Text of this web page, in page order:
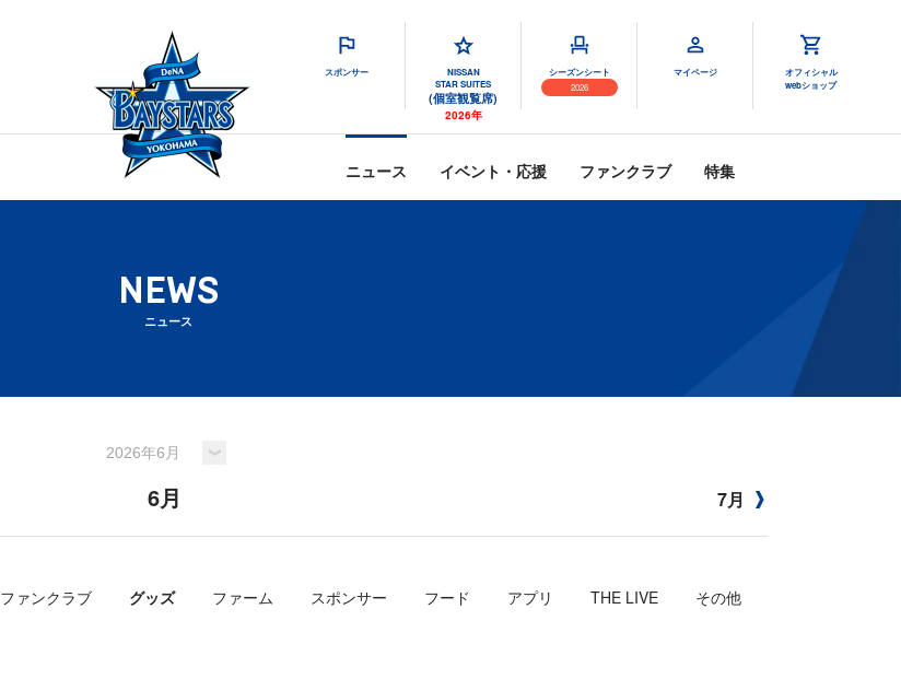
スポンサー
NISSAN
STAR SUITES
(個室観覧席)
2026年
シーズンシート
2026
マイページ
オフィシャル
webショップ
ニュース イベント・応援 ファンクラブ 特集
NEWS
ニュース
6月 7月
ファンクラブ グッズ ファーム スポンサー フード アプリ THE LIVE その他